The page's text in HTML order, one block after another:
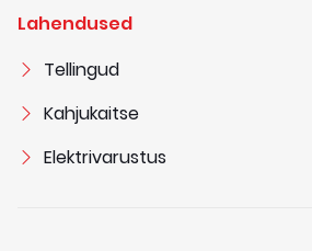
Lahendused
Tellingud
Kahjukaitse
Elektrivarustus